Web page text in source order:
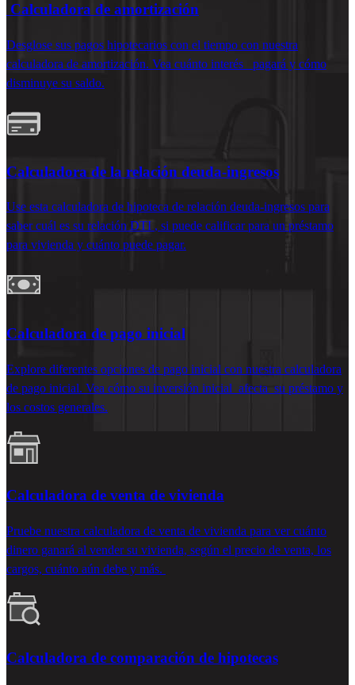
Calculadora de amortización
Desglose sus pagos hipotecarios con el tiempo con nuestra
calculadora de amortización. Vea cuánto interés
pagará y cómo
disminuye su saldo.
Calculadora de la relación deuda-ingresos
Use esta calculadora de hipoteca de relación deuda-ingresos para
sabercuál es su relación DTI , si puede calificar para un préstamo
para vivienda y cuánto puede pagar.
Calculadora de pago inicial
Explore diferentes opciones de pago inicial con nuestra calculadora
de pago inicial. Vea cómo su inversión inicial afecta su préstamo y
los costos generales.
Calculadora de venta de vivienda
Pruebe nuestra calculadora de venta de vivienda para ver cuánto
dinero ganará al vender su vivienda, según el precio de venta, los
cargos, cuánto aún debe y más.
Calculadora de comparación de hipotecas